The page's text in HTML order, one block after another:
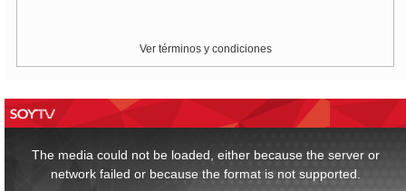
Ver términos y condiciones
The media could not be loaded, either because the server or
network failed or because the format is not supported.